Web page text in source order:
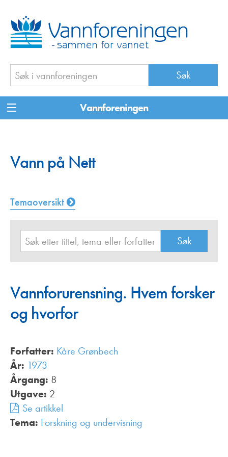
Vannforeningen
Vann på Nett
Temaoversikt
Vannforurensning. Hvem forsker
og hvorfor
Forfatter: Kåre Grønbech
År: 1973
Årgang: 8
Utgave: 2
Se artikkel
Tema: Forskning og undervisning